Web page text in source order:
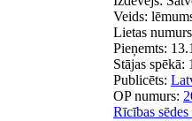
Veids:
Lietas
Pieņemts:
Stājas spēkā:
Publicēts:
OP numurs:
Rīcības